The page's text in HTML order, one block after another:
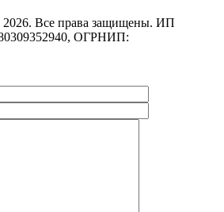
Все права защищены. ИП
ОГРНИП: